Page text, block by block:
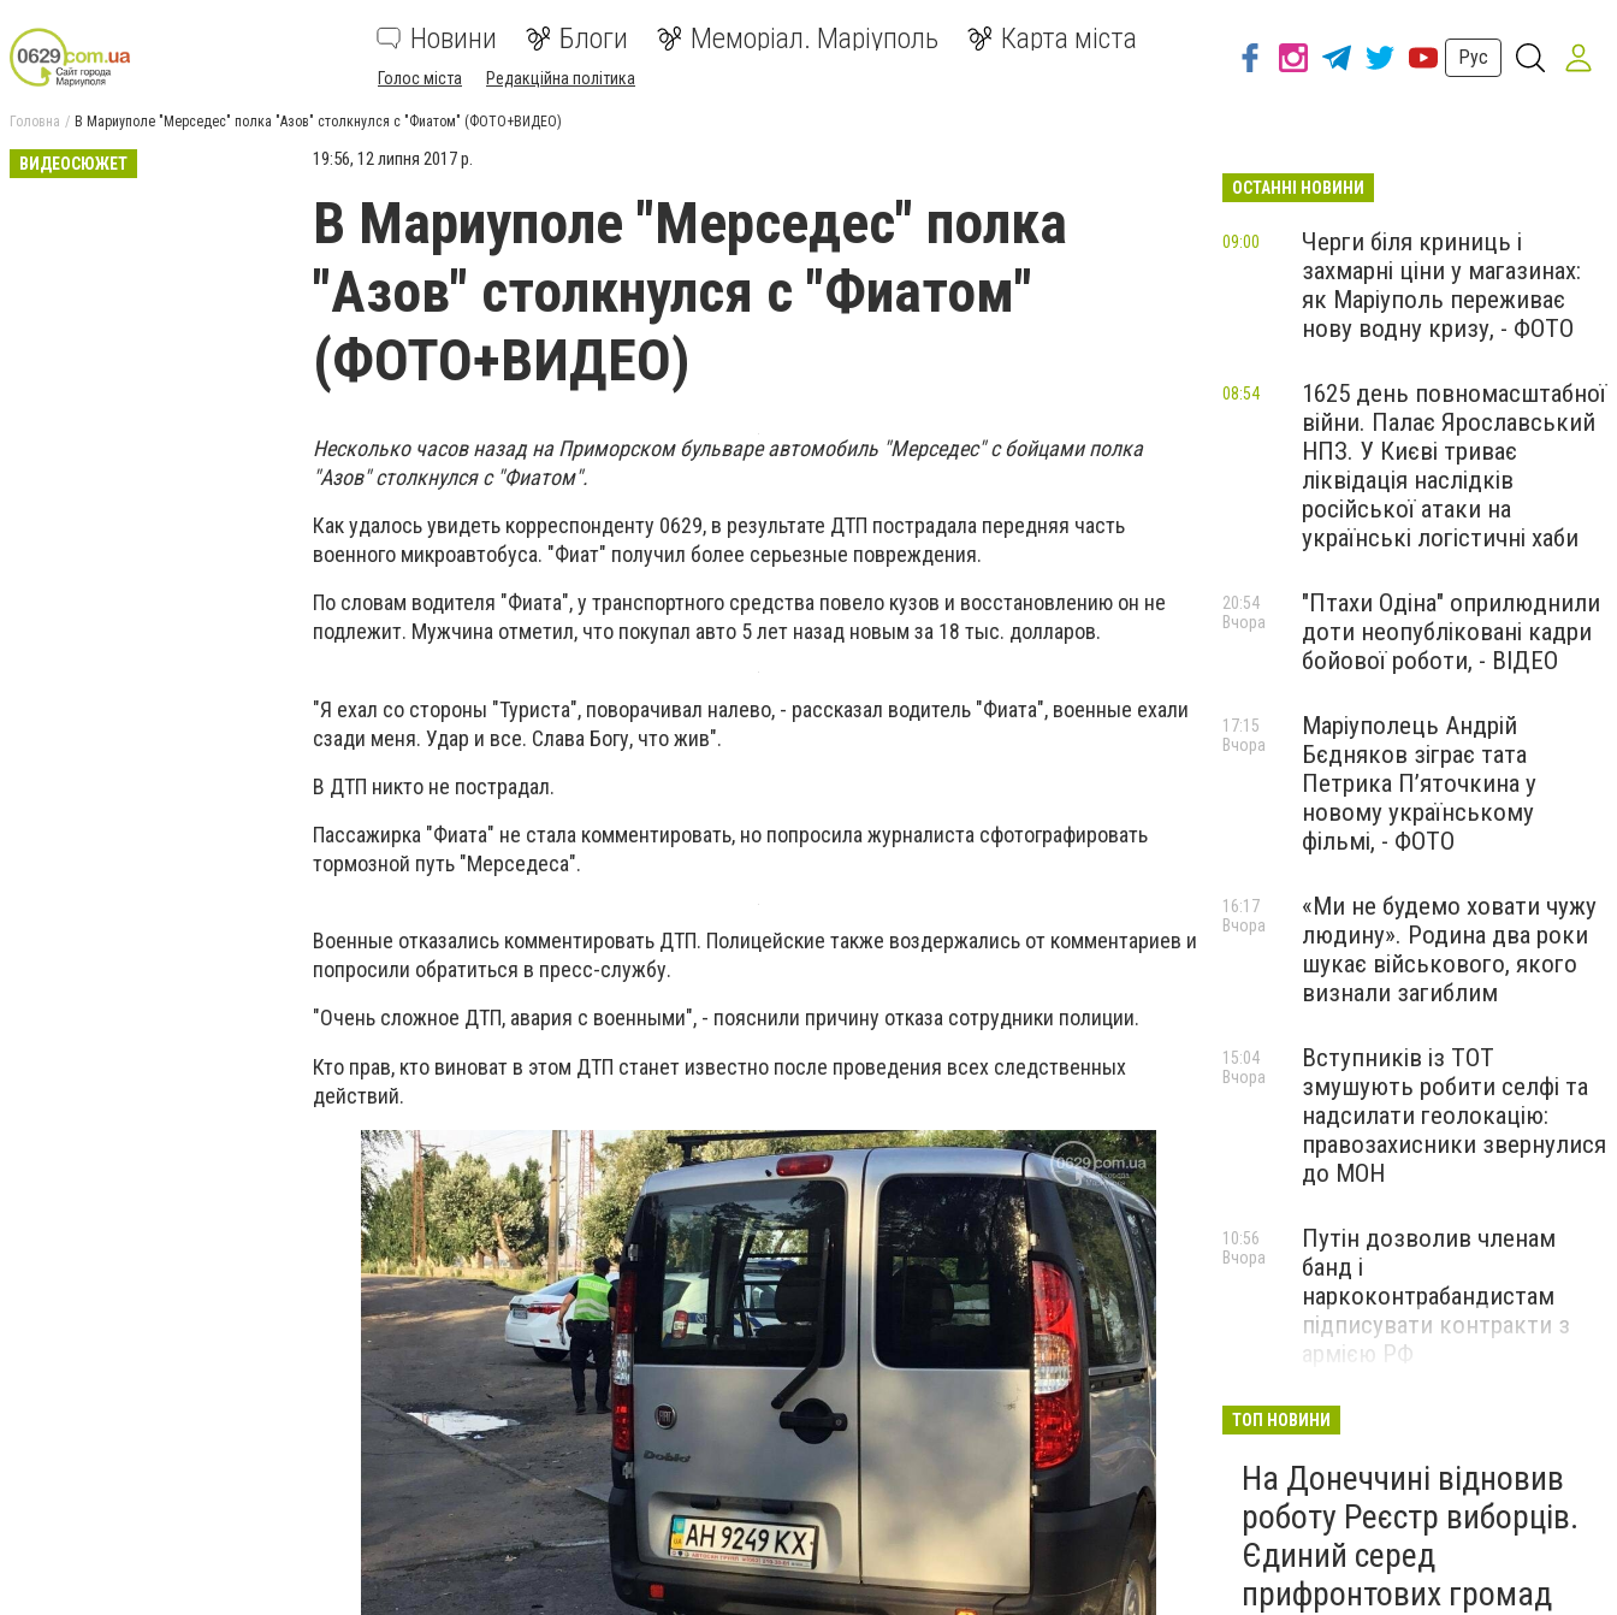
Новини Блоги Меморіал. Маріуполь Карта міста
Голос міста Редакційна політика
Рус
Головна В Мариуполе "Мерседес" полка "Азов" столкнулся с "Фиатом" (ФОТО+ВИДЕО)
ВИДЕОСЮЖЕТ 19:56, 12 липня 2017 р.
В Мариуполе "Мерседес" полка
"Азов" столкнулся с "Фиатом"
(ФОТО+ВИДЕО)
Несколько часов назад на Приморском бульваре автомобиль "Мерседес" с бойцами полка
"Азов" столкнулся с "Фиатом".
Как удалось увидеть корреспонденту 0629, в результате ДТП пострадала передняя часть
военного микроавтобуса. "Фиат" получил более серьезные повреждения.
По словам водителя "Фиата", у транспортного средства повело кузов и восстановлению он не
подлежит. Мужчина отметил, что покупал авто 5 лет назад новым за 18 тыс. долларов.
"Я ехал со стороны "Туриста", поворачивал налево, - рассказал водитель "Фиата", военные ехали
сзади меня. Удар и все. Слава Богу, что жив".
В ДТП никто не пострадал.
Пассажирка "Фиата" не стала комментировать, но попросила журналиста сфотографировать
тормозной путь "Мерседеса".
Военные отказались комментировать ДТП. Полицейские также воздержались от комментариев и
попросили обратиться в пресс-службу.
"Очень сложное ДТП, авария с военными", - пояснили причину отказа сотрудники полиции.
Кто прав, кто виноват в этом ДТП станет известно после проведения всех следственных
действий.
ОСТАННІ НОВИНИ
Черги біля криниць і
захмарні ціни у магазинах:
як Маріуполь переживає
нову водну кризу, - ФОТО
09:00
1625 день повномасштабної
війни. Палає Ярославський
НПЗ. У Києві триває
ліквідація наслідків
російської атаки на
українські логістичні хаби
08:54
"Птахи Одіна" оприлюднили
доти неопубліковані кадри
бойової роботи, - ВІДЕО
20:54
Вчора
Маріуполець Андрій
Бєдняков зіграє тата
Петрика П’яточкина у
новому українському
фільмі, - ФОТО
17:15
Вчора
«Ми не будемо ховати чужу
людину». Родина два роки
шукає військового, якого
визнали загиблим
16:17
Вчора
Вступників із ТОТ
змушують робити селфі та
надсилати геолокацію:
правозахисники звернулися
до МОН
15:04
Вчора
Путін дозволив членам
банд і
наркоконтрабандистам
підписувати контракти з
армією РФ
10:56
Вчора
Від тих, хто зберігає історію
залишили послання
окупантам, - ФОТО
09:43
Вчора
ТОП НОВИНИ
На Донеччині відновив
роботу Реєстр виборців.
Єдиний серед
прифронтових громад